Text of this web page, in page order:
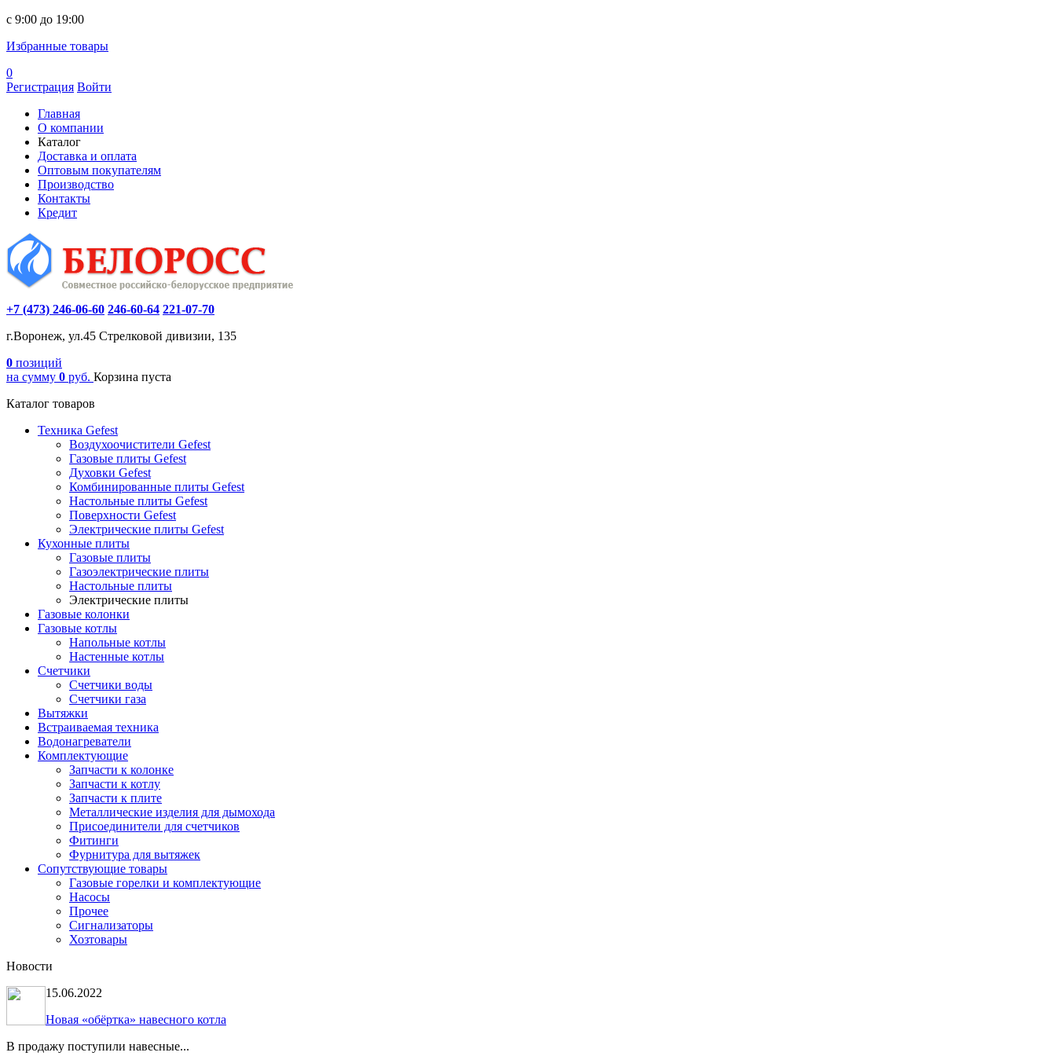
c 9:00 до 19:00
Избранные товары
0
Регистрация Войти
Главная
О компании
Каталог
Доставка и оплата
Оптовым покупателям
Производство
Контакты
Кредит
+7 (473) 246-06-60 246-60-64 221-07-70
г.Воронеж, ул.45 Стрелковой дивизии, 135
0 позиций
на сумму 0 руб. Корзина пуста
Каталог товаров
Техника Gefest
Воздухоочистители Gefest
Газовые плиты Gefest
Духовки Gefest
Комбинированные плиты Gefest
Настольные плиты Gefest
Поверхности Gefest
Электрические плиты Gefest
Кухонные плиты
Газовые плиты
Газоэлектрические плиты
Настольные плиты
Электрические плиты
Газовые колонки
Газовые котлы
Напольные котлы
Настенные котлы
Счетчики
Счетчики воды
Счетчики газа
Вытяжки
Встраиваемая техника
Водонагреватели
Комплектующие
Запчасти к колонке
Запчасти к котлу
Запчасти к плите
Металлические изделия для дымохода
Присоединители для счетчиков
Фитинги
Фурнитура для вытяжек
Сопутствующие товары
Газовые горелки и комплектующие
Насосы
Прочее
Сигнализаторы
Хозтовары
Новости
15.06.2022
Новая «обёртка» навесного котла
В продажу поступили навесные...